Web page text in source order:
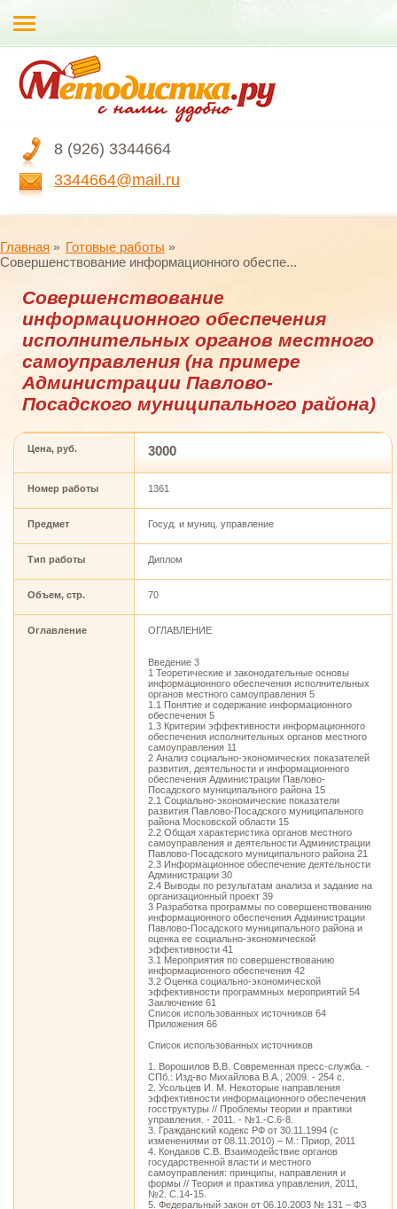
8 (926) 3344664
3344664@mail.ru
Главная
Готовые работы
Совершенствование информационного обеспе...
Совершенствование
информационного обеспечения
исполнительных органов местного
самоуправления (на примере
Администрации Павлово-
Посадского муниципального района)
Цена, руб. 3000
Номер работы 1361
Предмет Госуд. и муниц. управление
Тип работы Диплом
Объем, стр. 70
Оглавление ОГЛАВЛЕНИЕ
Введение 3
1 Теоретические и законодательные основы
информационного обеспечения исполнительных
органов местного самоуправления 5
1.1 Понятие и содержание информационного
обеспечения 5
1.3 Критерии эффективности информационного
обеспечения исполнительных органов местного
самоуправления 11
2 Анализ социально-экономических показателей
развития, деятельности и информационного
обеспечения Администрации Павлово-
Посадского муниципального района 15
2.1 Социально-экономические показатели
развития Павлово-Посадского муниципального
района Московской области 15
2.2 Общая характеристика органов местного
самоуправления и деятельности Администрации
Павлово-Посадского муниципального района 21
2.3 Информационное обеспечение деятельности
Администрации 30
2.4 Выводы по результатам анализа и задание на
организационный проект 39
3 Разработка программы по совершенствованию
информационного обеспечения Администрации
Павлово-Посадского муниципального района и
оценка ее социально-экономической
эффективности 41
3.1 Мероприятия по совершенствованию
информационного обеспечения 42
3.2 Оценка социально-экономической
эффективности программных мероприятий 54
Заключение 61
Список использованных источников 64
Приложения 66
Список использованных источников
1. Ворошилов В.В. Современная пресс-служба. -
СПб.: Изд-во Михайлова В.А., 2009. - 254 с.
2. Усольцев И. М. Некоторые направления
эффективности информационного обеспечения
госструктуры // Проблемы теории и практики
управления. - 2011. - №1.-С.6-8.
3. Гражданский кодекс РФ от 30.11.1994 (с
изменениями от 08.11.2010) – М.: Приор, 2011
4. Кондаков С.В. Взаимодействие органов
государственной власти и местного
самоуправления: принципы, направления и
формы // Теория и практика управления, 2011,
№2. С.14-15.
5. Федеральный закон от 06.10.2003 № 131 – ФЗ